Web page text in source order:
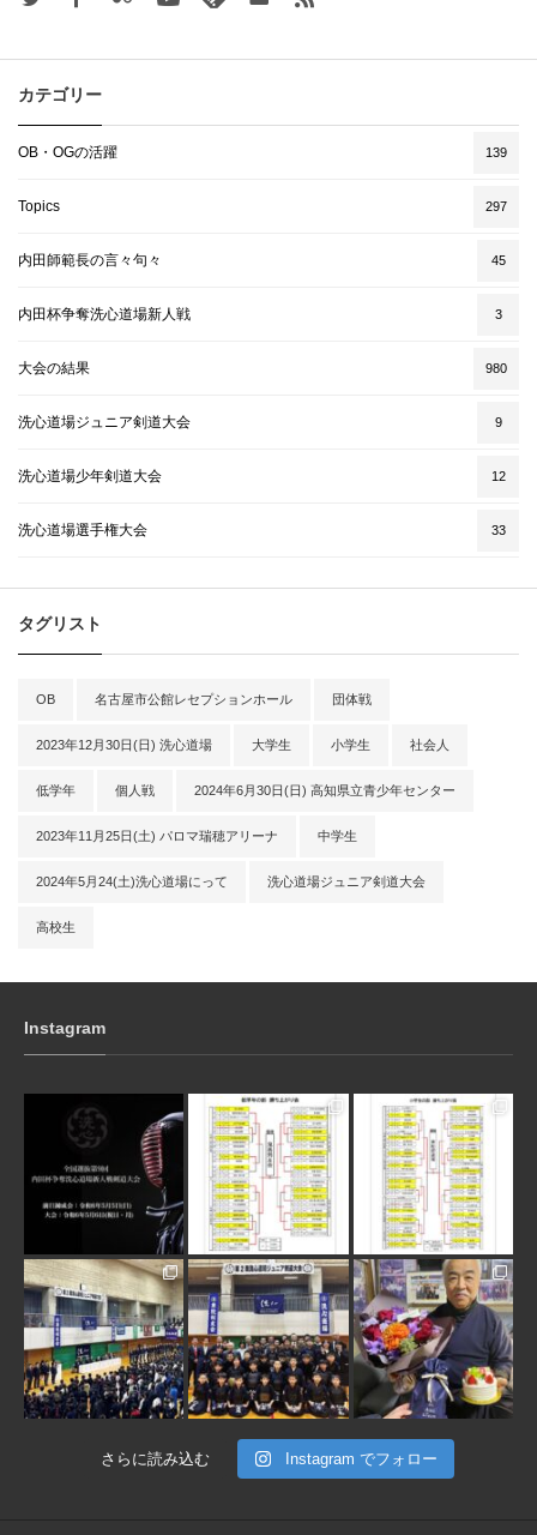
カテゴリー
OB・OGの活躍 139
Topics 297
内田師範長の言々句々 45
内田杯争奪洗心道場新人戦 3
大会の結果 980
洗心道場ジュニア剣道大会 9
洗心道場少年剣道大会 12
洗心道場選手権大会 33
タグリスト
OB 名古屋市公館レセプションホール 団体戦
2023年12月30日(日) 洗心道場 大学生 小学生 社会人
低学年 個人戦 2024年6月30日(日) 高知県立青少年センター
2023年11月25日(土) パロマ瑞穂アリーナ 中学生
2024年5月24(土)洗心道場にって 洗心道場ジュニア剣道大会
高校生
Instagram
1月 31 1月 31
1月 30 1月 30 1月 28
さらに読み込む Instagram でフォロー